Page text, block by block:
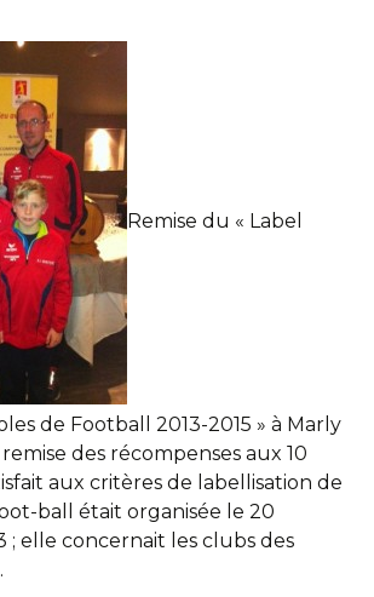
Remise du « Label
de Football 2013-2015 » à Marly
des récompenses aux 10
aux critères de labellisation de
ball était organisée le 20
; elle concernait les clubs des